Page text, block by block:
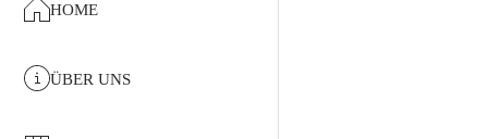
HOME
ÜBER UNS